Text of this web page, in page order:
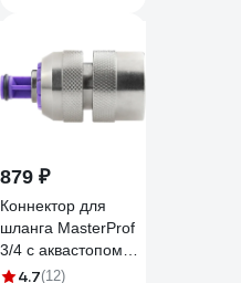
879 ₽
Коннектор для
шланга MasterProf
3/4 с аквастопом
соединитель латунь
4.7(12)